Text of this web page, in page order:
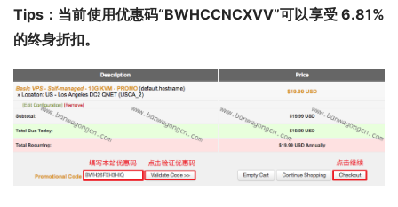
Tips：当前使用优惠码“BWHCCNCXVV”可以享受 6.81%
的终身折扣。